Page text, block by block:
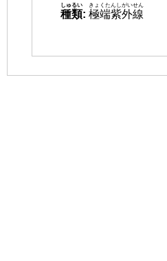
種類
しゅるい
: 極端紫外線
きょくたんしがいせん